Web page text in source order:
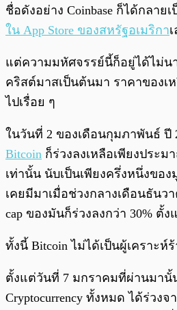
ชื่อดังอย่าง Coinbase ก็ได้กลายเ
ใน App Store ของสหรัฐอเมริกา
แต่ความมหัศจรรย์นี้ก็อยู่ได้ไม่น
คริสต์มาสเป็นต้นมา ราคาของเ
ไปเรื่อย ๆ
ในวันที่ 2 ของเดือนกุมภาพันธ์ ปี
Bitcoin ก็ร่วงลงเหลือเพียงประม
เท่านั้น นับเป็นเพียงครึ่งหนึ่งขอ
เคยมีมาเมื่อช่วงกลางเดือนธันว
cap ของมันก็ร่วงลงกว่า 30% ตั้
ทั้งนี้ Bitcoin ไม่ได้เป็นผู้เคราะห์
ตั้งแต่วันที่ 7 มกราคมที่ผ่านมานั้
Cryptocurrency ทั้งหมด ได้ร่วง